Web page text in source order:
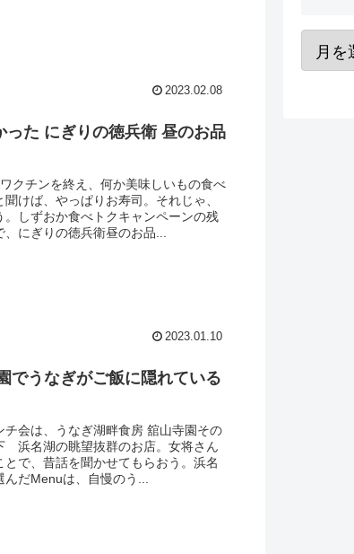
2023.02.08
った にぎりの徳兵衛 昼のお品
クチンを終え、何か美味しいもの食べ
けば、やっぱりお寿司。それじゃ、
しずおか食べトクキャンペーンの残
にぎりの徳兵衛昼のお品...
2023.01.10
でうなぎがご飯に隠れている
チ会は、うなぎ湖畔食房 舘山寺園その
浜名湖の眺望抜群のお店。女将さん
で、昔話を聞かせてもらおう。浜名
だMenuは、自慢のう...